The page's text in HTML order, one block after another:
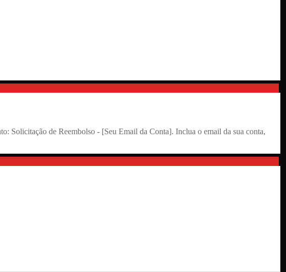
Solicitação de Reembolso - [Seu Email da Conta]. Inclua o email da sua conta,